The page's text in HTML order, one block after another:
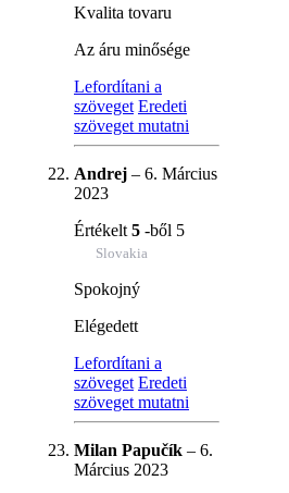
Kvalita tovaru
Az áru minősége
Lefordítani a
szöveget Eredeti
szöveget mutatni
Andrej – 6. Március
2023
Értékelt 5 -ből 5
Slovakia
Spokojný
Elégedett
Lefordítani a
szöveget Eredeti
szöveget mutatni
Milan Papučík – 6.
Március 2023